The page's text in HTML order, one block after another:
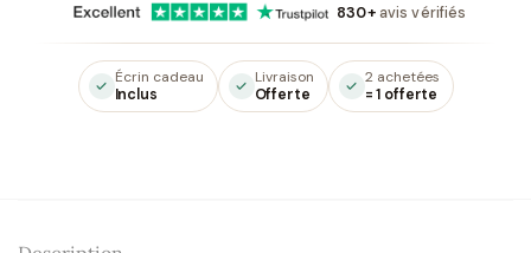
830+avis vérifiés
Écrin cadeau
Inclus
Livraison
Offerte
2 achetées
= 1 offerte